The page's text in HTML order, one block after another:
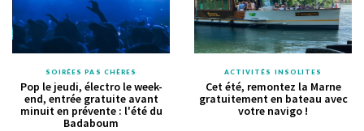
SOIRÉES PAS CHÈRES
Pop le jeudi, électro le week-
end, entrée gratuite avant
minuit en prévente : l'été du
Badaboum
ACTIVITÉS INSOLITES
Cet été, remontez la Marne
gratuitement en bateau avec
votre navigo !